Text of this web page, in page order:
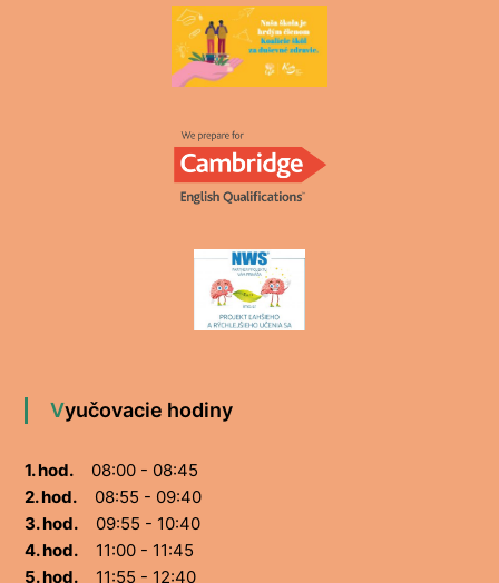
Vyučovacie hodiny
1. hod.08:00 - 08:45
2. hod.08:55 - 09:40
3. hod.09:55 - 10:40
4. hod.11:00 - 11:45
5. hod.11:55 - 12:40